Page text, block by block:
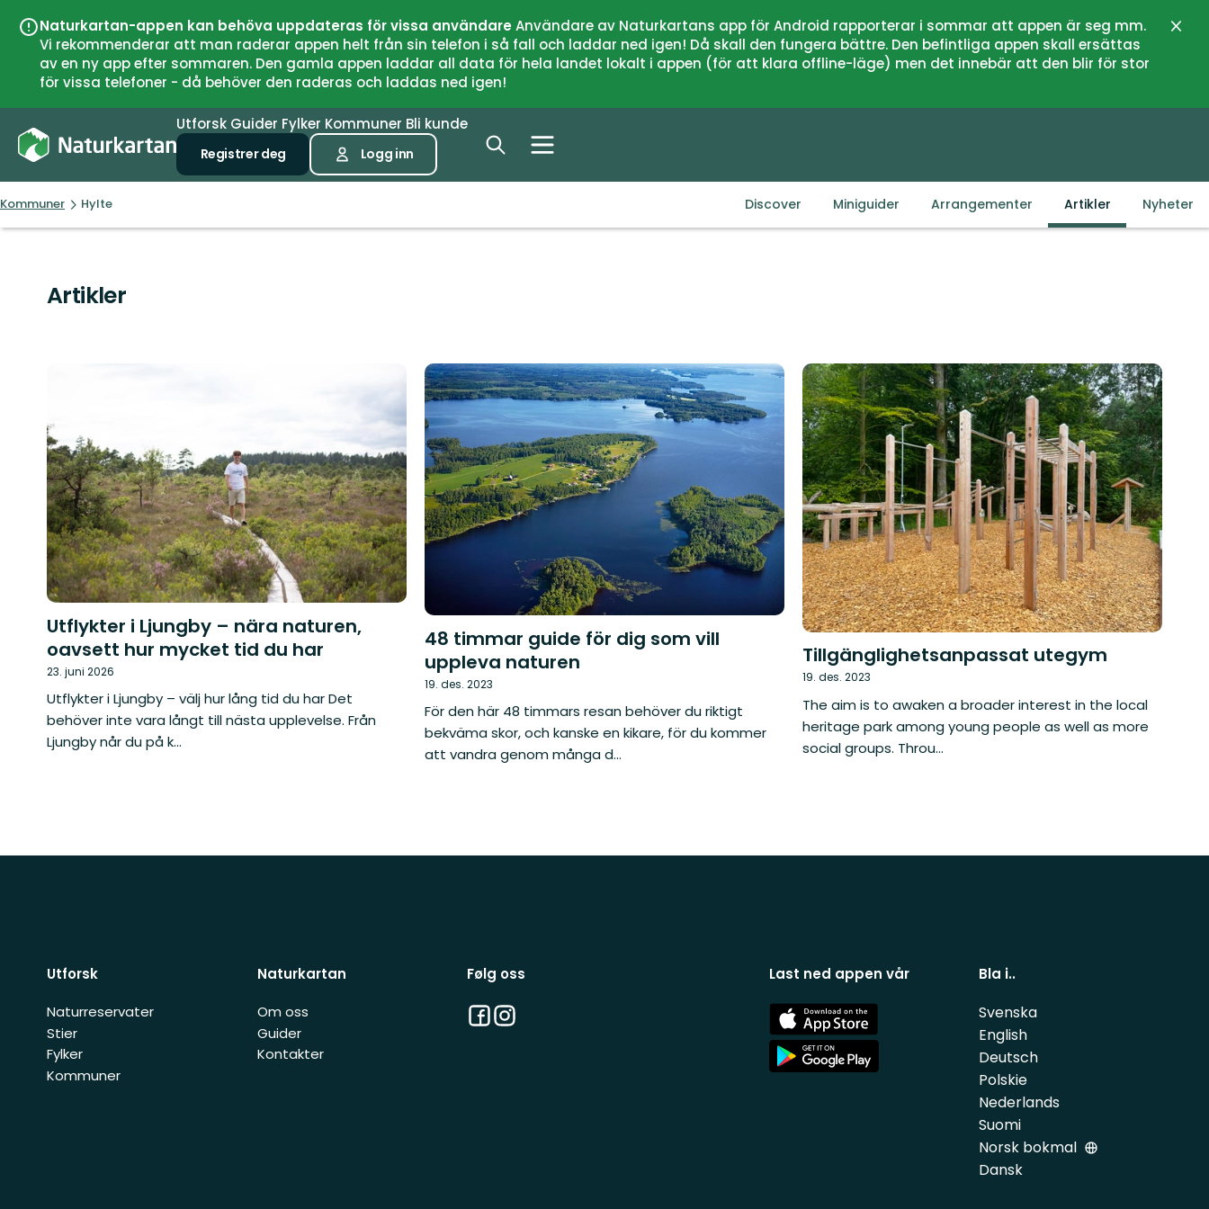
Naturkartan-appen kan behöva uppdateras för vissa användareAnvändare av Naturkartans app för Android rapporterar i sommar att appen är seg mm.
Vi rekommenderar att man raderar appen helt från sin telefon i så fall och laddar ned igen! Då skall den fungera bättre. Den befintliga appen skall ersättas
av en ny app efter sommaren. Den gamla appen laddar all data för hela landet lokalt i appen (för att klara offline-läge) men det innebär att den blir för stor
för vissa telefoner - då behöver den raderas och laddas ned igen!
Lukk
Utforsk Guider Fylker Kommuner Bli kunde
Registrer deg Logg inn
Kommuner Hylte Discover Miniguider Arrangementer Artikler Nyheter
Artikler
Utflykter i Ljungby – nära naturen,
oavsett hur mycket tid du har
23. juni 2026
Utflykter i Ljungby – välj hur lång tid du har Det
behöver inte vara långt till nästa upplevelse. Från
Ljungby når du på k...
48 timmar guide för dig som vill
uppleva naturen
19. des. 2023
För den här 48 timmars resan behöver du riktigt
bekväma skor, och kanske en kikare, för du kommer
att vandra genom många d...
Tillgänglighetsanpassat utegym
19. des. 2023
The aim is to awaken a broader interest in the local
heritage park among young people as well as more
social groups. Throu...
Utforsk
Naturreservater
Stier
Fylker
Kommuner
Naturkartan
Om oss
Guider
Kontakter
Følg oss
Facebook
Instagram
Last ned appen vår
App
Store
App
Store
Bla i..
Svenska
English
Deutsch
Polskie
Nederlands
Suomi
Norsk bokmal
Dansk